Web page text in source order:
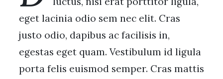
eget lacinia odio sem nec elit. Cras
justo odio, dapibus ac facilisis in,
egestas eget quam. Vestibulum id ligula
porta felis euismod semper. Cras mattis